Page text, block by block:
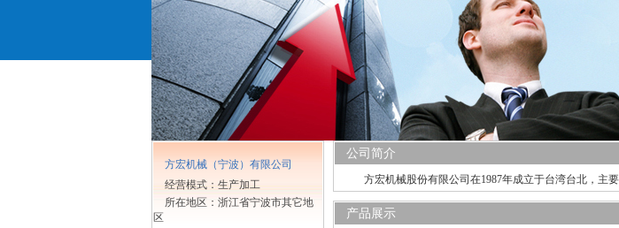
方宏机械（宁波）有限公司
经营模式：生产加工
所在地区：浙江省宁波市其它地
区
公司简介
方宏机械股份有限公司在1987年成立于台湾台北，主
产品展示